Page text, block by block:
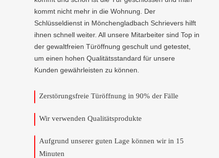
kommt nicht mehr in die Wohnung. Der
Schlüsseldienst in Mönchengladbach Schrievers hilft
ihnen schnell weiter. All unsere Mitarbeiter sind Top in
der gewaltfreien Türöffnung geschult und getestet,
um einen hohen Qualitätsstandard für unsere
Kunden gewährleisten zu können.
Zerstörungsfreie Türöffnung in 90% der Fälle
Wir verwenden Qualitätsprodukte
Aufgrund unserer guten Lage können wir in 15
Minuten